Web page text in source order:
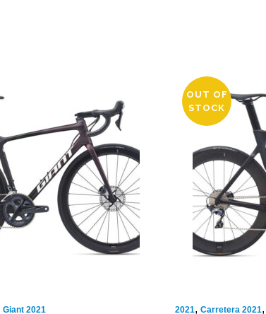
Giant 2021
OUT OF
STOCK
2021, Carretera 2021,